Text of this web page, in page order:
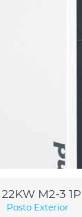
M2-3
Posto Exterior